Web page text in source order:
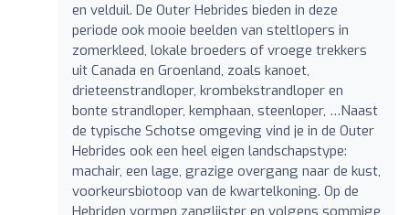
en velduil. De Outer Hebrides bieden in deze
periode ook mooie beelden van steltlopers in
zomerkleed, lokale broeders of vroege trekkers
uit Canada en Groenland, zoals kanoet,
drieteenstrandloper, krombekstrandloper en
bonte strandloper, kemphaan, steenloper, …Naast
de typische Schotse omgeving vind je in de Outer
Hebrides ook een heel eigen landschapstype:
machair, een lage, grazige overgang naar de kust,
voorkeursbiotoop van de kwartelkoning. Op de
Hebriden vormen zanglijster en volgens sommige